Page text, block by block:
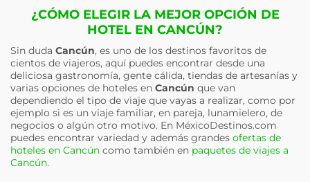
¿CÓMO ELEGIR LA MEJOR OPCIÓN DE
HOTEL EN CANCÚN?
Sin duda Cancún, es uno de los destinos favoritos de
cientos de viajeros, aquí puedes encontrar desde una
deliciosa gastronomía, gente cálida, tiendas de artesanías y
varias opciones de hoteles en Cancún que van
dependiendo el tipo de viaje que vayas a realizar, como por
ejemplo si es un viaje familiar, en pareja, lunamielero, de
negocios o algún otro motivo. En MéxicoDestinos.com
puedes encontrar variedad y además grandes ofertas de
hoteles en Cancún como también en paquetes de viajes a
Cancún.